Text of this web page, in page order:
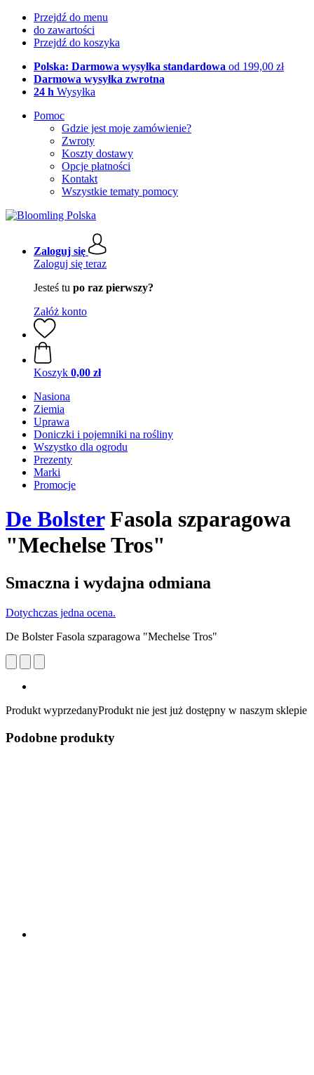
Przejdź do menu
do zawartości
Przejdź do koszyka
Polska: Darmowa wysyłka standardowa od 199,00 zł
Darmowa wysyłka zwrotna
24 h Wysyłka
Pomoc
Gdzie jest moje zamówienie?
Zwroty
Koszty dostawy
Opcje płatności
Kontakt
Wszystkie tematy pomocy
Zaloguj się
Zaloguj się teraz
Jesteś tu po raz pierwszy?
Załóż konto
Koszyk 0,00 zł
Nasiona
Ziemia
Uprawa
Doniczki i pojemniki na rośliny
Wszystko dla ogrodu
Prezenty
Marki
Promocje
De BolsterFasola szparagowa
"Mechelse Tros"
Smaczna i wydajna odmiana
Dotychczas jedna ocena.
De Bolster Fasola szparagowa "Mechelse Tros"
Produkt wyprzedanyProdukt nie jest już dostępny w naszym sklepie
Podobne produkty